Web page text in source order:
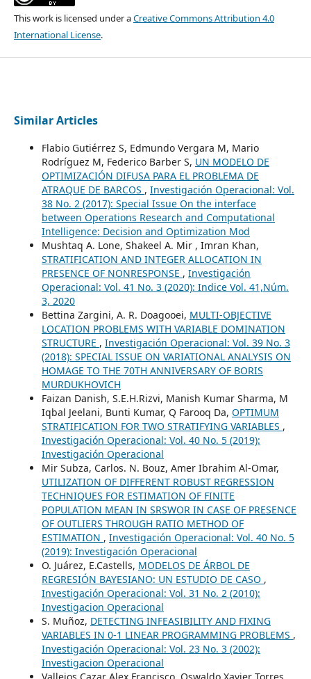
This work is licensed under aCreative Commons Attribution 4.0
International License.
Similar Articles
Flabio Gutiérrez S, Edmundo Vergara M, Mario
Rodríguez M, Federico Barber S, UN MODELO DE
OPTIMIZACIÓN DIFUSA PARA EL PROBLEMA DE
ATRAQUE DE BARCOS , Investigación Operacional: Vol.
38 No. 2 (2017): Special Issue On the interface
between Operations Research and Computational
Intelligence: Decision and Optimization Mod
Mushtaq A. Lone, Shakeel A. Mir , Imran Khan,
STRATIFICATION AND INTEGER ALLOCATION IN
PRESENCE OF NONRESPONSE , Investigación
Operacional: Vol. 41 No. 3 (2020): Indice Vol. 41,Núm.
3, 2020
Bettina Zargini, A. R. Doagooei, MULTI-OBJECTIVE
LOCATION PROBLEMS WITH VARIABLE DOMINATION
STRUCTURE , Investigación Operacional: Vol. 39 No. 3
(2018): SPECIAL ISSUE ON VARIATIONAL ANALYSIS ON
HOMAGE TO THE 70TH ANNIVERSARY OF BORIS
MURDUKHOVICH
Faizan Danish, S.E.H.Rizvi, Manish Kumar Sharma, M
Iqbal Jeelani, Bunti Kumar, Q Farooq Da, OPTIMUM
STRATIFICATION FOR TWO STRATIFYING VARIABLES ,
Investigación Operacional: Vol. 40 No. 5 (2019):
Investigación Operacional
Mir Subza, Carlos. N. Bouz, Amer Ibrahim Al-Omar,
UTILIZATION OF DIFFERENT ROBUST REGRESSION
TECHNIQUES FOR ESTIMATION OF FINITE
POPULATION MEAN IN SRSWOR IN CASE OF PRESENCE
OF OUTLIERS THROUGH RATIO METHOD OF
ESTIMATION , Investigación Operacional: Vol. 40 No. 5
(2019): Investigación Operacional
O. Juárez, E.Castells, MODELOS DE ÁRBOL DE
REGRESIÓN BAYESIANO: UN ESTUDIO DE CASO ,
Investigación Operacional: Vol. 31 No. 2 (2010):
Investigacion Operacional
S. Muñoz, DETECTING INFEASIBILITY AND FIXING
VARIABLES IN 0-1 LINEAR PROGRAMMING PROBLEMS ,
Investigación Operacional: Vol. 23 No. 3 (2002):
Investigacion Operacional